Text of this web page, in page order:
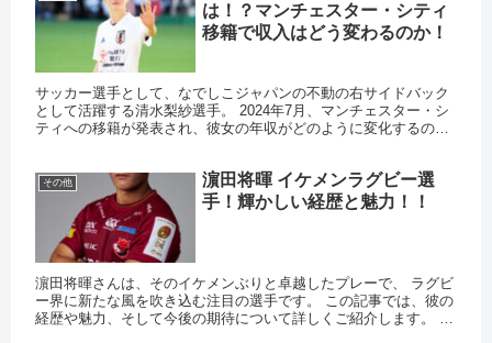
は！？マンチェスター・シティ
移籍で収入はどう変わるのか！
サッカー選手として、なでしこジャパンの不動の右サイドバック
として活躍する清水梨紗選手。 2024年7月、マンチェスター・シ
ティへの移籍が発表され、彼女の年収がどのように変化するのか
その他
濵田将暉 イケメンラグビー選
手！輝かしい経歴と魅力！！
濵田将暉さんは、そのイケメンぶりと卓越したプレーで、 ラグビ
ー界に新たな風を吹き込む注目の選手です。 この記事では、彼の
経歴や魅力、そして今後の期待について詳しくご紹介します。 濵